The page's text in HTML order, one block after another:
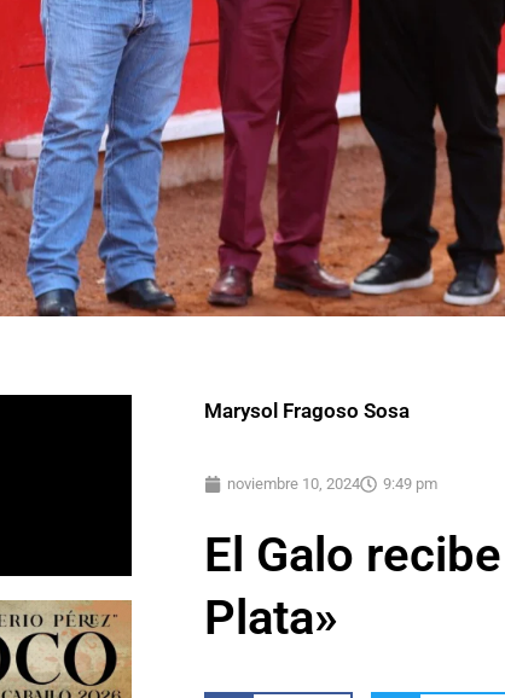
Marysol Fragoso Sosa
noviembre 10, 2024 9:49 pm
El Galo
Plata»